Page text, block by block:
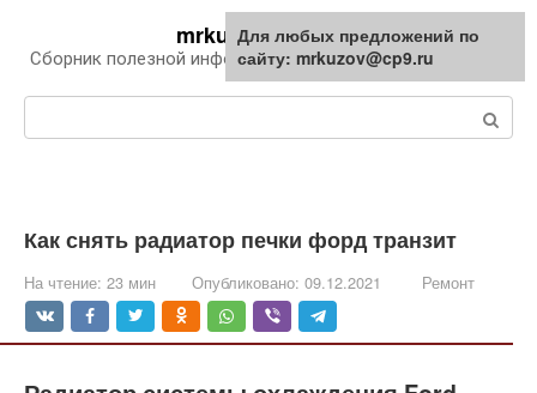
контенту
mrkuzov.ru
Сборник полезной информации про автомобили
Как снять радиатор печки форд транзит
На чтение: 23 мин Опубликовано: 09.12.2021 Ремонт
Для любых предложений по
сайту: mrkuzov@cp9.ru
Для любых предложений по
сайту: mrkuzov@cp9.ru